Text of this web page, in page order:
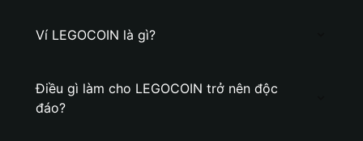
Ví LEGOCOIN là gì?
Điều gì làm cho LEGOCOIN trở nên độc
đáo?